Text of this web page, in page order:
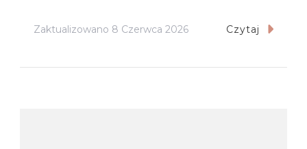
Zaktualizowano 8 Czerwca 2026 Czytaj